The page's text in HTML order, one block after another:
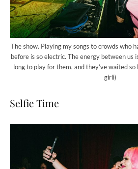
The show. Playing my songs to crowds who
before is so electric. The energy between us
long to play for them, and they’ve waited
girli)
Selfie Time